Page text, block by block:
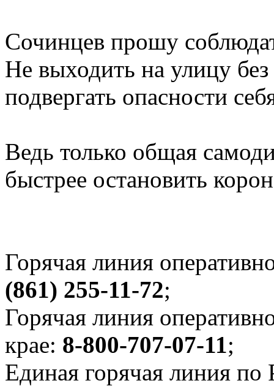
Сочинцев прошу
Не выходить на улицу
подвергать опасности
Ведь только общая
быстрее остановить
Горячая линия
(861) 255-11-72;
Горячая линия
крае: 8-800-707-07-11;
Единая горячая линия